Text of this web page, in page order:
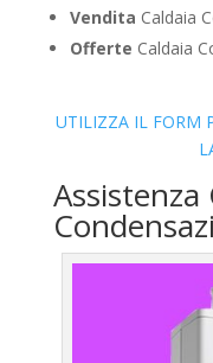
Vendita Caldaia
Offerte Caldaia
UTILIZZA IL FORM
Assistenza